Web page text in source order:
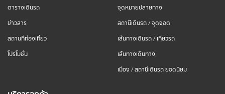
ตารางเดินรถ
ข่าวสาร
สถานที่ท่องเที่ยว
โปรโมชั่น
จุดหมายปลายทาง
สถานีเดินรถ / จุดจอด
เส้นทางเดินรถ / เที่ยวรถ
เส้นทางเดินทาง
เมือง / สถานีเดินรถ ยอดนิยม